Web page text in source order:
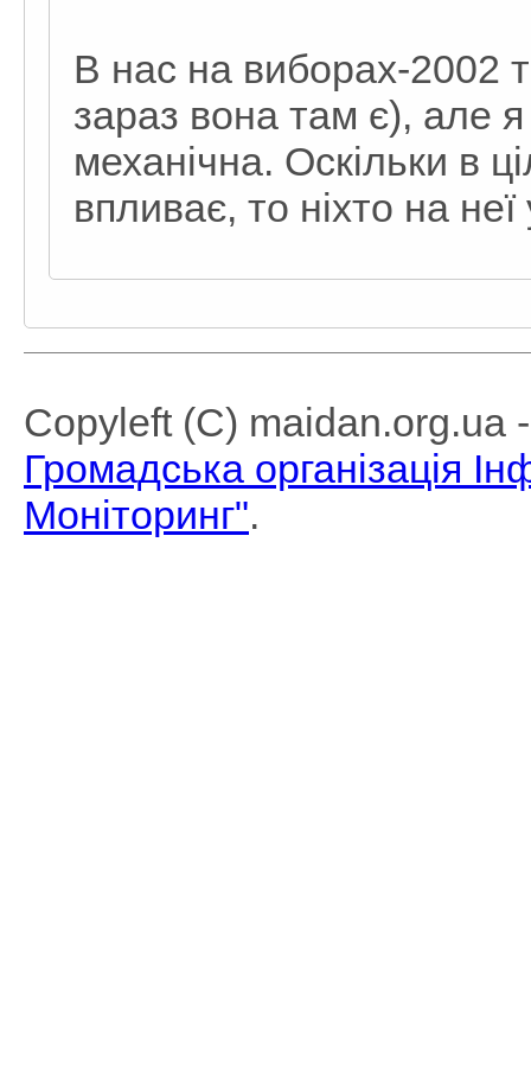
В нас на виборах-2002
зараз вона там є), але
механічна. Оскільки в
впливає, то ніхто на
Copyleft (C) maidan.org.ua
Громадська організація
Моніторинг".